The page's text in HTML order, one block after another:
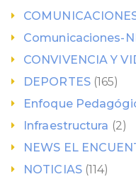
Comunicaciones-
CONVIVENCIA Y
DEPORTES(165)
Enfoque
Infraestructura (2)
NEWS EL
NOTICIAS(114)